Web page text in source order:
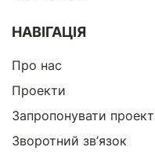
НАВІГАЦІЯ
Про нас
Проекти
Запропонувати проект
Зворотний зв’язок